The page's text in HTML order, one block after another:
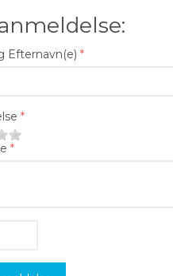
Efternavn(e)